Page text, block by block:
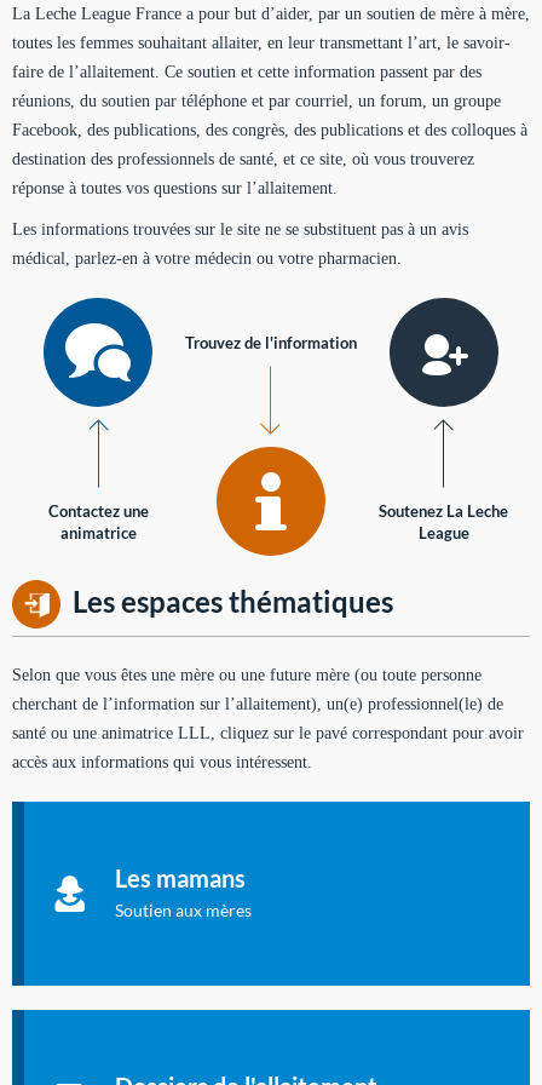
La Leche League France a pour but d’aider, par un soutien de mère à mère,
toutes les femmes souhaitant allaiter, en leur transmettant l’art, le savoir-
faire de l’allaitement. Ce soutien et cette information passent par des
réunions, du soutien par téléphone et par courriel, un forum, un groupe
Facebook, des publications, des congrès, des publications et des colloques à
destination des professionnels de santé, et ce site, où vous trouverez
réponse à toutes vos questions sur l’allaitement.
Les informations trouvées sur le site ne se substituent pas à un avis
médical, parlez-en à votre médecin ou votre pharmacien.
Contactez une
animatrice
Trouvez de l'information
Soutenez La Leche
League
Les espaces thématiques
Selon que vous êtes une mère ou une future mère (ou toute personne
cherchant de l’information sur l’allaitement), un(e) professionnel(le) de
santé ou une animatrice LLL, cliquez sur le pavé correspondant pour avoir
accès aux informations qui vous intéressent.
Les mamans
Soutien aux mères
à allaiter et vous informer : toutes les rubriques qui
concernent l'allaitement.